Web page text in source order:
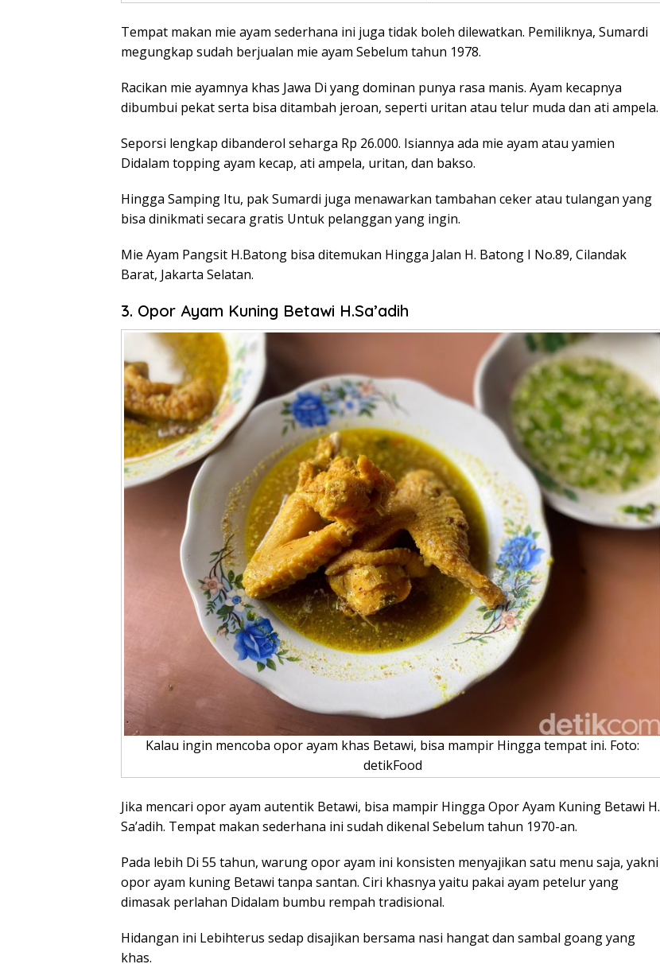
Tempat makan mie ayam sederhana ini juga tidak boleh dilewatkan. Pemiliknya, Sumardi
megungkap sudah berjualan mie ayam Sebelum tahun 1978.
Racikan mie ayamnya khas Jawa Di yang dominan punya rasa manis. Ayam kecapnya
dibumbui pekat serta bisa ditambah jeroan, seperti uritan atau telur muda dan ati ampela.
Seporsi lengkap dibanderol seharga Rp 26.000. Isiannya ada mie ayam atau yamien
Didalam topping ayam kecap, ati ampela, uritan, dan bakso.
Hingga Samping Itu, pak Sumardi juga menawarkan tambahan ceker atau tulangan yang
bisa dinikmati secara gratis Untuk pelanggan yang ingin.
Mie Ayam Pangsit H.Batong bisa ditemukan Hingga Jalan H. Batong I No.89, Cilandak
Barat, Jakarta Selatan.
3. Opor Ayam Kuning Betawi H.Sa’adih
Kalau ingin mencoba opor ayam khas Betawi, bisa mampir Hingga tempat ini. Foto:
detikFood
Jika mencari opor ayam autentik Betawi, bisa mampir Hingga Opor Ayam Kuning Betawi H.
Sa’adih. Tempat makan sederhana ini sudah dikenal Sebelum tahun 1970-an.
Pada lebih Di 55 tahun, warung opor ayam ini konsisten menyajikan satu menu saja, yakni
opor ayam kuning Betawi tanpa santan. Ciri khasnya yaitu pakai ayam petelur yang
dimasak perlahan Didalam bumbu rempah tradisional.
Hidangan ini Lebihterus sedap disajikan bersama nasi hangat dan sambal goang yang
khas.